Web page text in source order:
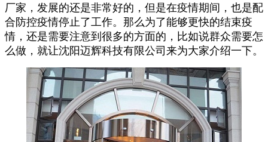
厂家，发展的还是非常好的，但是在疫情期间，也是配
合防控疫情停止了工作。那么为了能够更快的结束疫
情，还是需要注意到很多的方面的，比如说群众需要怎
么做，就让沈阳迈辉科技有限公司来为大家介绍一下。